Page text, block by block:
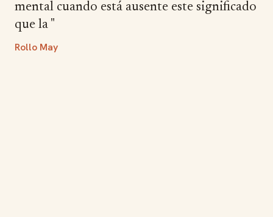
mental cuando está ausente este significado
que la "
Rollo May